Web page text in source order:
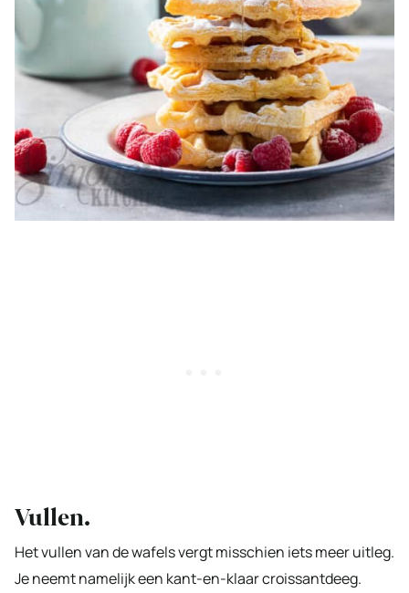
Vullen.
Het vullen van de wafels vergt misschien iets meer uitleg.
Je neemt namelijk een kant-en-klaar croissantdeeg.